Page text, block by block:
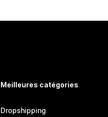
Meilleures catégories
Dropshipping